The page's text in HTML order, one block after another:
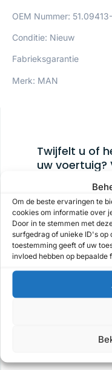
Om de beste ervaringen te
cookies om informatie over
Door in te stemmen met
surfgedrag of unieke ID's op
toestemming geeft of uw
invloed hebben op bepaalde
OEM Nummer:
Conditie: Nieuw
Fabrieksgarantie
Merk: MAN
Twijfelt u of
uw voertuig?
formulier in
mogelijk
Naam